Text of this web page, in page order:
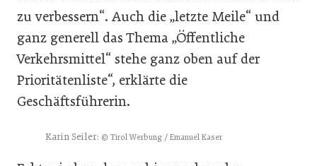
zu verbessern“. Auch die „letzte Meile“ und
ganz generell das Thema „Öffentliche
Verkehrsmittel“ stehe ganz oben auf der
Prioritätenliste“, erklärte die
Geschäftsführerin.
Karin Seiler: © Tirol Werbung / Emanuel Kaser